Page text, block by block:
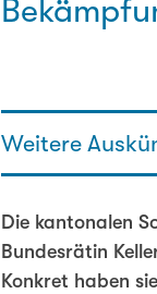
Weitere
Gaby Szöllösy -
076 336 47 98
Die kantonalen
Bundesrätin
Konkret haben